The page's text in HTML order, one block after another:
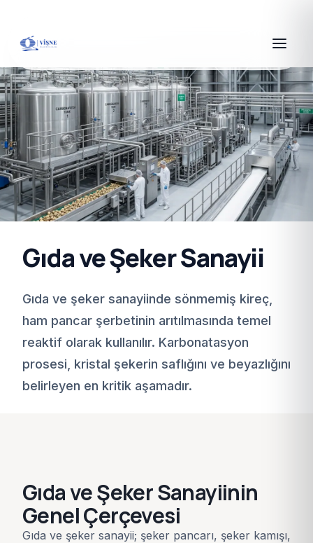
Gıda ve Şeker Sanayii
Gıda ve şeker sanayiinde sönmemiş kireç,
ham pancar şerbetinin arıtılmasında temel
reaktif olarak kullanılır. Karbonatasyon
prosesi, kristal şekerin saflığını ve beyazlığını
belirleyen en kritik aşamadır.
Gıda ve Şeker Sanayiinin
Genel Çerçevesi
Gıda ve şeker sanayii; şeker pancarı, şeker kamışı,